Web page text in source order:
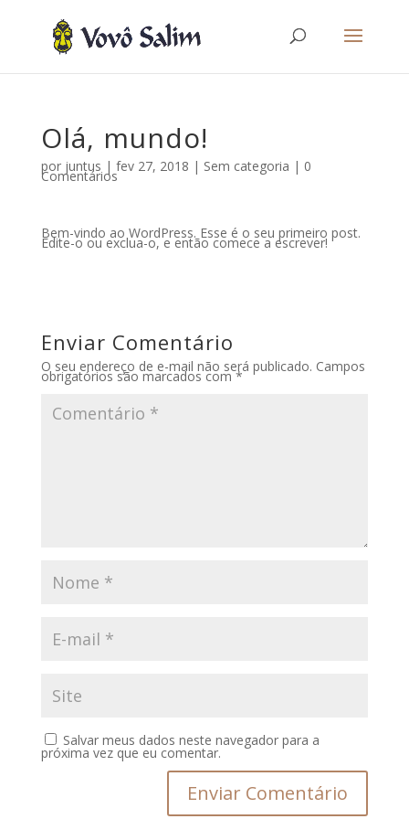
Olá, mundo!
por juntus | fev 27, 2018 | Sem categoria | 0
Comentários
Bem-vindo ao WordPress. Esse é o seu primeiro post.
Edite-o ou exclua-o, e então comece a escrever!
Enviar Comentário
O seu endereço de e-mail não será publicado. Campos
obrigatórios são marcados com*
Salvar meus dados neste navegador para a
próxima vez que eu comentar.